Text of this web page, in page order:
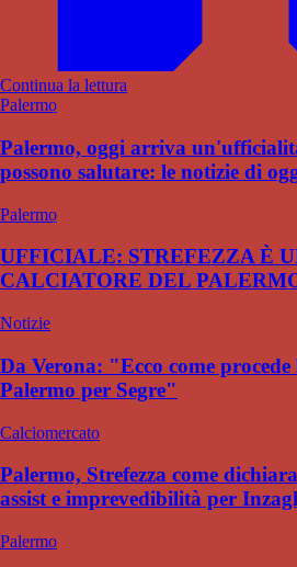
Continua la lettura
Palermo
Palermo, oggi arriva
possono salutare: le notizie di
Palermo
UFFICIALE: STREFEZZA È
CALCIATORE DEL
Notizie
Da Verona: "Ecco come
Palermo per Segre"
Calciomercato
Palermo, Strefezza come
assist e imprevedibilità per
Palermo